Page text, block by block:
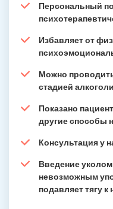
Персональный
Избавляет от
Можно
стадией
Показано
другие способы
Консультация у
Введение
невозможным
подавляет тягу к